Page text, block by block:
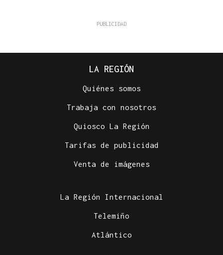
LA REGIÓN
Quiénes somos
Trabaja con nosotros
Quiosco La Región
Tarifas de publicidad
Venta de imágenes
La Región Internacional
Telemiño
Atlántico